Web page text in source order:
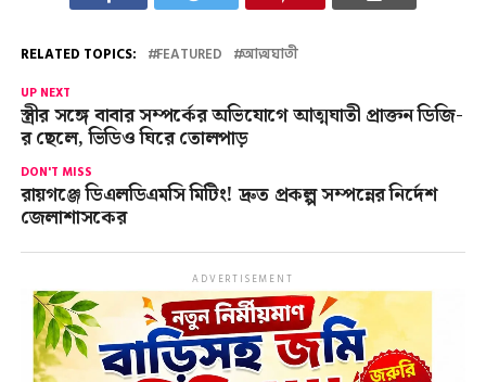
RELATED TOPICS: FEATURED আত্মঘাতী
UP NEXT
স্ত্রীর সঙ্গে বাবার সম্পর্কের অভিযোগে আত্মঘাতী প্রাক্তন ডিজি-
র ছেলে, ভিডিও ঘিরে তোলপাড়
DON'T MISS
রায়গঞ্জে ডিএলডিএমসি মিটিং! দ্রুত প্রকল্প সম্পন্নের নির্দেশ
জেলাশাসকের
ADVERTISEMENT